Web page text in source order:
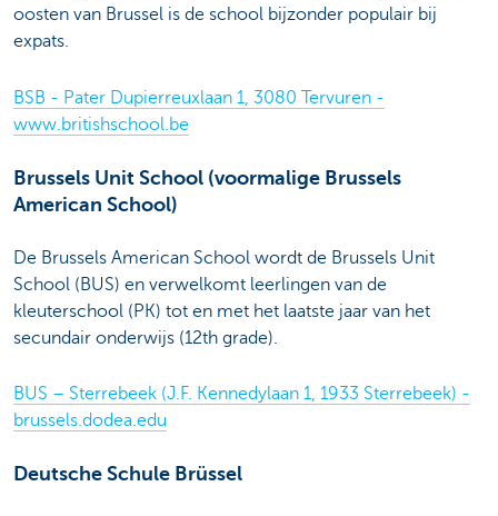
oosten van Brussel is de school bijzonder populair bij
expats.
BSB - Pater Dupierreuxlaan 1, 3080 Tervuren -
www.britishschool.be
Brussels Unit School (voormalige Brussels
American School)
De Brussels American School wordt de Brussels Unit
School (BUS) en verwelkomt leerlingen van de
kleuterschool (PK) tot en met het laatste jaar van het
secundair onderwijs (12th grade).
BUS – Sterrebeek (J.F. Kennedylaan 1, 1933 Sterrebeek) -
brussels.dodea.edu
Deutsche Schule Brüssel